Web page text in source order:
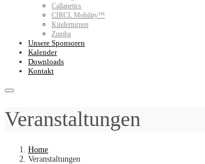
Callanetics
CIRCL Mobility™
Kinderturnen
Zumba
Unsere Sponsoren
Kalender
Downloads
Kontakt
Veranstaltungen
Home
Veranstaltungen